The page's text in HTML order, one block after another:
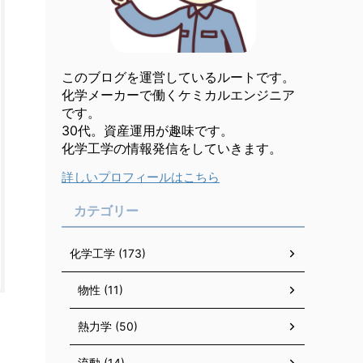
このブログを運営しているルートです。
化学メーカーで働くケミカルエンジニア
です。
30代。資産運用が趣味です。
化学工学の情報発信をしていきます。
詳しいプロフィールはこちら
カテゴリー
化学工学 (173)
物性 (11)
熱力学 (50)